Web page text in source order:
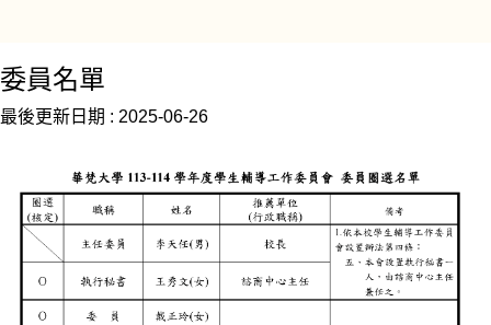
委員名單
最後更新日期 : 2025-06-26